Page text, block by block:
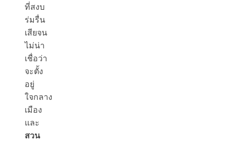
ที่สงบ
ร่มรื่น
เสียจน
ไม่น่า
เชื่อว่า
จะตั้ง
อยู่
ใจกลาง
เมือง
และ
สวน